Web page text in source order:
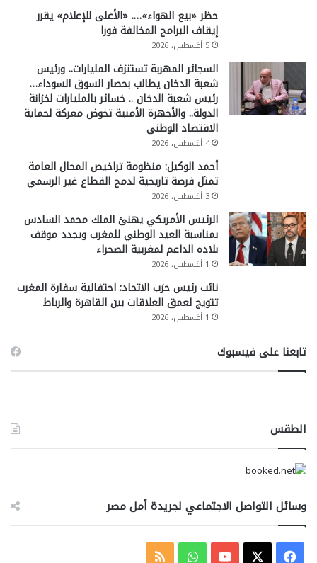
حظر «بيع الهواء»…. «الأعلى للإعلام» يقرر
إيقاف البرامج المخالفة فورا
5 أغسطس، 2026
السجائر المهربة تستنزف المليارات.. ورئيس
شعبة الدخان يطالب بحصار السوق السوداء…
رئيس شعبة الدخان .. خسائر بالمليارات لخزانة
الدولة.. والأجهزة الأمنية تخوض معركة لحماية
الاقتصاد الوطني
4 أغسطس، 2026
أحمد الوكيل: منظومة تراخيص المحال العامة
تمثل فرصة تاريخية لدمج القطاع غير الرسمي
3 أغسطس، 2026
الرئيس الأمريكي يهنئ الملك محمد السادس
بمناسبة العيد الوطني للمغرب ويجدد موقف
بلاده الداعم لمغربية الصحراء
1 أغسطس، 2026
نائب رئيس حزب الاتحاد: احتفالية سفارة المغرب
تتويج لعمق العلاقات بين القاهرة والرباط
1 أغسطس، 2026
تابعنا على فيسبوك
الطقس
وسائل التواصل الاجتماعي لجريدة أمل مصر
فيسبوك ‫YouTubeواتسابملخص